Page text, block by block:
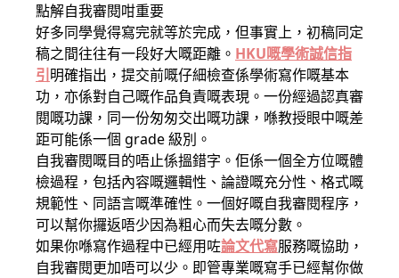
點解自我審閱咁重要
好多同學覺得寫完就等於完成，但事實上，初稿同定
稿之間往往有一段好大嘅距離。 HKU嘅學術誠信指
引 明確指出，提交前嘅仔細檢查係學術寫作嘅基本
功，亦係對自己嘅作品負責嘅表現。一份經過認真審
閱嘅功課，同一份匆匆交出嘅功課，喺教授眼中嘅差
距可能係一個 grade 級別。
自我審閱嘅目的唔止係搵錯字。佢係一個全方位嘅體
檢過程，包括內容嘅邏輯性、論證嘅充分性、格式嘅
規範性、同語言嘅準確性。一個好嘅自我審閱程序，
可以幫你攞返唔少因為粗心而失去嘅分數。
如果你喺寫作過程中已經用咗論文代寫服務嘅協助，
自我審閱更加唔可以少。即管專業嘅寫手已經幫你做